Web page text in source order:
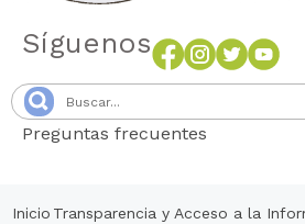
Síguenos
Preguntas frecuentes
Inicio Transparencia y Acceso a la